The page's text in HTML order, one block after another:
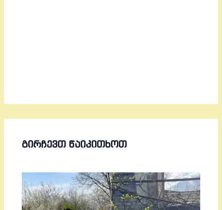
ᲒᲘᲠᲩᲔᲕᲗ ᲬᲐᲘᲙᲘᲗᲮᲝᲗ